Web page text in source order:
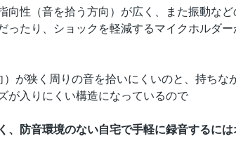
向性（音を拾う方向）が広く、また振動など
ったり、ショックを軽減するマイクホルダー
が狭く周りの音を拾いにくいのと、持ちな
が入りにくい構造になっているので
、防音環境のない自宅で手軽に録音するには